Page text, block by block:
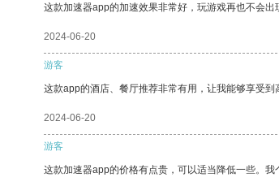
这款加速器app的加速效果非常好，玩游戏再也不会
2024-06-20
游客
这款app的酒店、餐厅推荐非常有用，让我能够享受到
2024-06-20
游客
这款加速器app的价格有点贵，可以适当降低一些。